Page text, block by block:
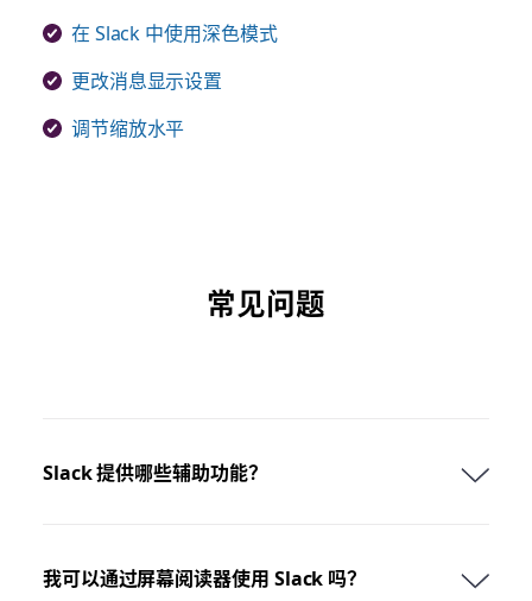
在 Slack 中使用深色模式
更改消息显示设置
调节缩放水平
常见问题
Slack 提供哪些辅助功能？
我可以通过屏幕阅读器使用 Slack 吗？